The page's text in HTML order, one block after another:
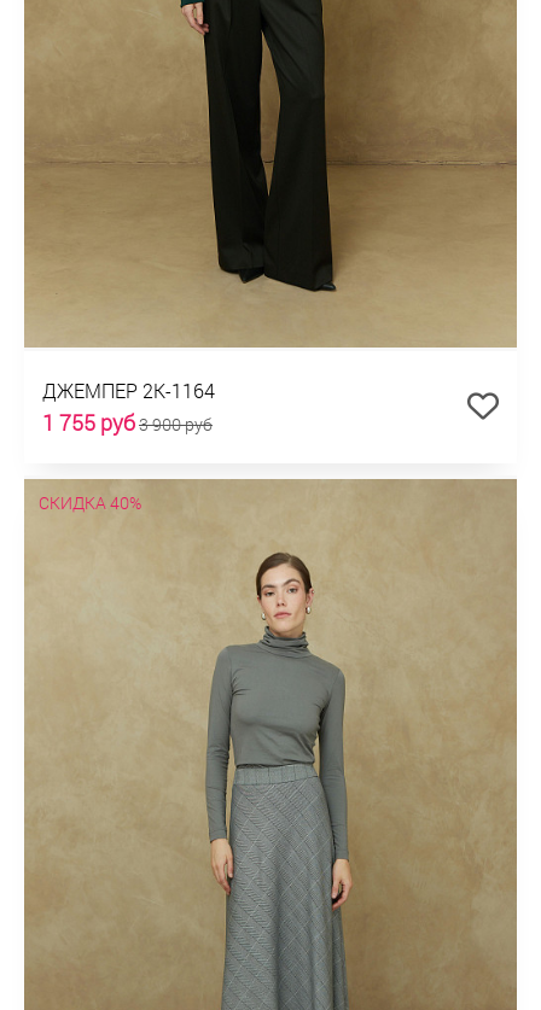
ДЖЕМПЕР 2К-1164
1 755 руб3 900 руб
СКИДКА 40%